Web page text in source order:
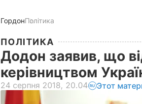
ГордонПолітика
ПОЛІТИКА
Додон заявив, що
керівництвом
24 серпня 2018, 20.04 Этот